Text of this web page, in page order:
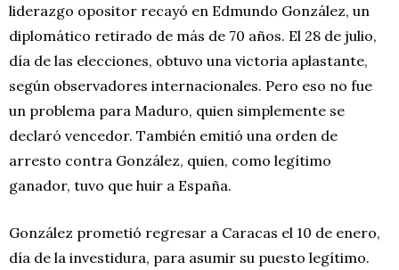
liderazgo opositor recayó en Edmundo González, un
diplomático retirado de más de 70 años. El 28 de julio,
día de las elecciones, obtuvo una victoria aplastante,
según observadores internacionales. Pero eso no fue
un problema para Maduro, quien simplemente se
declaró vencedor. También emitió una orden de
arresto contra González, quien, como legítimo
ganador, tuvo que huir a España.
González prometió regresar a Caracas el 10 de enero,
día de la investidura, para asumir su puesto legítimo.